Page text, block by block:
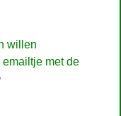
willen
met de